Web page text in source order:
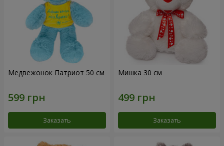
Медвежонок Патриот 50 см
Заказать
Мишка 30 см
Заказать